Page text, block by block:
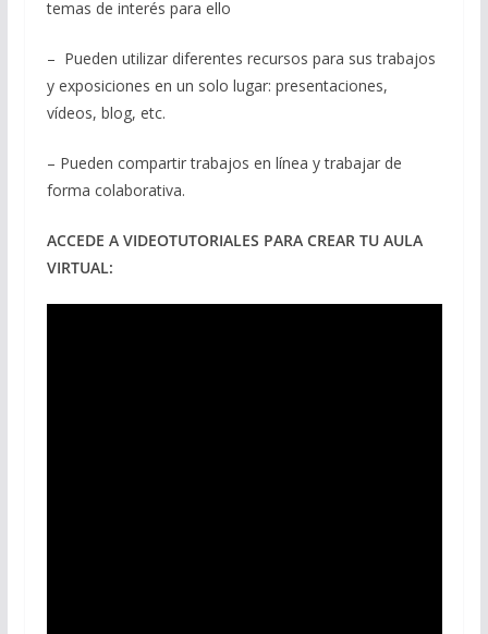
temas de interés para ello
– Pueden utilizar diferentes recursos para sus trabajos
y exposiciones en un solo lugar: presentaciones,
vídeos, blog, etc.
– Pueden compartir trabajos en línea y trabajar de
forma colaborativa.
ACCEDE A VIDEOTUTORIALES PARA CREAR TU AULA
VIRTUAL: